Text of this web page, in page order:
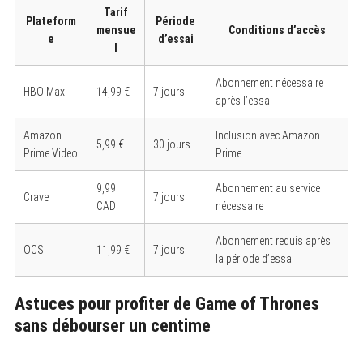
Plateform
e
Tarif
mensue
Période
d’essai
Conditions d’accès
HBO Max 14,99 € 7 jours
Abonnement nécessaire
après l’essai
Amazon
Prime Video
5,99 € 30 jours
Inclusion avec Amazon
Prime
Crave
9,99
CAD
7 jours
Abonnement au service
nécessaire
OCS 11,99 € 7 jours
Abonnement requis après
la période d’essai
Astuces pour profiter de Game of Thrones
sans débourser un centime
S
c
r